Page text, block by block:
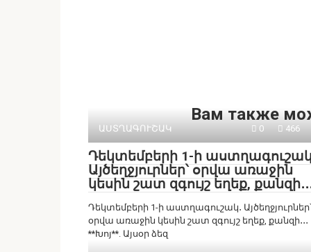
Вам также
ԱՍՏՂԱԳՈՒՇԱԿ 0 466
Դեկտեմբերի 1-ի
Այծեղջյուրներ՝ օրվա առաջին
կեսին շատ զգույշ եղեք,
Դեկտեմբերի 1-ի աստղագուշակ․ Այծեղջյուրներ՝
օրվա առաջին կեսին շատ զգույշ եղեք, քանզի․․․
**Խոյ**. Այսօր ձեզ